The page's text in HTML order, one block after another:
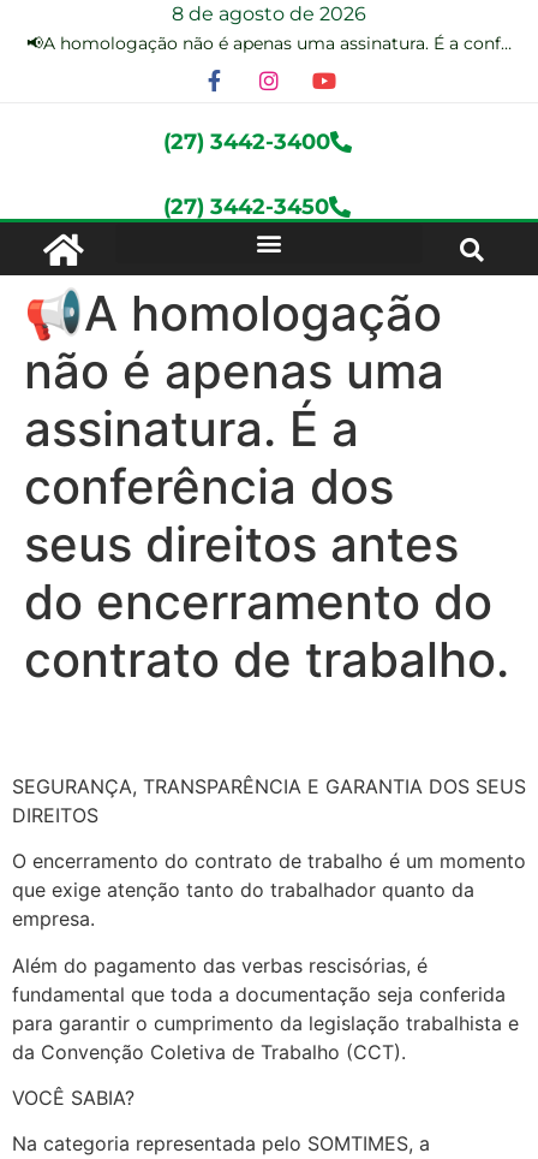
8 de agosto de 2026
📢A homologação não é apenas uma assinatura. É a conferência dos seus direitos antes do encerramento do contrato de trabalho.
(27) 3442-3400
(27) 3442-3450
📢A homologação
não é apenas uma
assinatura. É a
conferência dos
seus direitos antes
do encerramento do
contrato de trabalho.
SEGURANÇA, TRANSPARÊNCIA E GARANTIA DOS SEUS
DIREITOS
O encerramento do contrato de trabalho é um momento
que exige atenção tanto do trabalhador quanto da
empresa.
Além do pagamento das verbas rescisórias, é
fundamental que toda a documentação seja conferida
para garantir o cumprimento da legislação trabalhista e
da Convenção Coletiva de Trabalho (CCT).
VOCÊ SABIA?
Na categoria representada pelo SOMTIMES, a